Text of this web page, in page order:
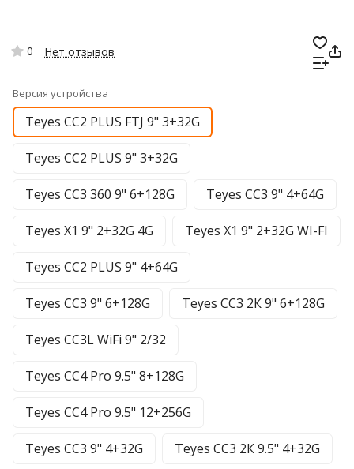
0 Нет отзывов
Версия устройства
Teyes CC2 PLUS FTJ 9" 3+32G
Teyes CC2 PLUS 9" 3+32G
Teyes CC3 360 9" 6+128G Teyes CC3 9" 4+64G
Teyes X1 9" 2+32G 4G Teyes X1 9" 2+32G WI-FI
Teyes CC2 PLUS 9" 4+64G
Teyes CC3 9" 6+128G Teyes CC3 2К 9" 6+128G
Teyes CC3L WiFi 9" 2/32
Teyes CC4 Pro 9.5" 8+128G
Teyes CC4 Pro 9.5" 12+256G
Teyes CC3 9" 4+32G Teyes CC3 2К 9.5" 4+32G